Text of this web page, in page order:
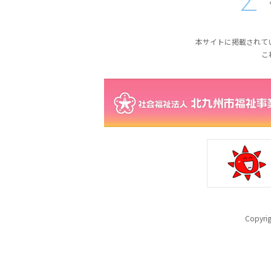
本サイトに掲載されて